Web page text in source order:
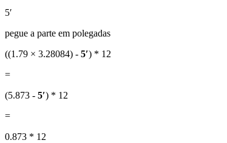
5′
pegue a parte em polegadas
((1.79 × 3.28084) - 5′) * 12
=
(5.873 - 5′) * 12
=
0.873 * 12